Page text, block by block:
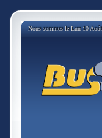
Nous sommes le Lun 10